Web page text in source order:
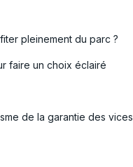
pleinement du parc ?
faire un choix éclairé
de la garantie des